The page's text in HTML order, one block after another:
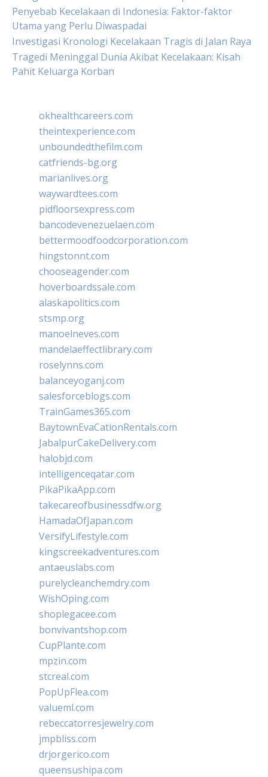
Penyebab Kecelakaan di Indonesia: Faktor-faktor
Utama yang Perlu Diwaspadai
Investigasi Kronologi Kecelakaan Tragis di Jalan Raya
Tragedi Meninggal Dunia Akibat Kecelakaan: Kisah
Pahit Keluarga Korban
okhealthcareers.com
theintexperience.com
unboundedthefilm.com
catfriends-bg.org
marianlives.org
waywardtees.com
pidfloorsexpress.com
bancodevenezuelaen.com
bettermoodfoodcorporation.com
hingstonnt.com
chooseagender.com
hoverboardssale.com
alaskapolitics.com
stsmp.org
manoelneves.com
mandelaeffectlibrary.com
roselynns.com
balanceyoganj.com
salesforceblogs.com
TrainGames365.com
BaytownEvaCationRentals.com
JabalpurCakeDelivery.com
halobjd.com
intelligenceqatar.com
PikaPikaApp.com
takecareofbusinessdfw.org
HamadaOfJapan.com
VersifyLifestyle.com
kingscreekadventures.com
antaeuslabs.com
purelycleanchemdry.com
WishOping.com
shoplegacee.com
bonvivantshop.com
CupPlante.com
mpzin.com
stcreal.com
PopUpFlea.com
valueml.com
rebeccatorresjewelry.com
jmpbliss.com
drjorgerico.com
queensushipa.com